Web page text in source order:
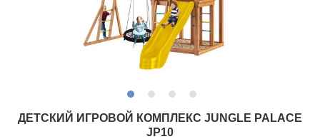
ДЕТСКИЙ ИГРОВОЙ КОМПЛЕКС JUNGLE PALACE
JP10